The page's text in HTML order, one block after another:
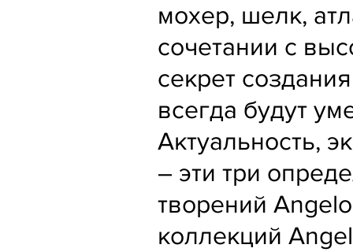
мохер, шелк,
сочетании с
секрет
всегда будут
Актуальность,
– эти три
творений
коллекций